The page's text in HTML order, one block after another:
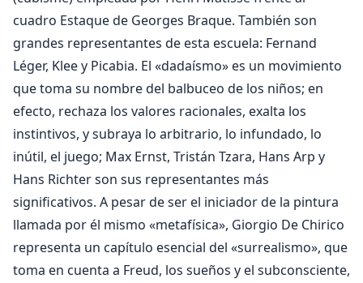
cuadro Estaque de Georges Braque. También son
grandes representantes de esta escuela: Fernand
Léger, Klee y Picabia. El «dadaísmo» es un movimiento
que toma su nombre del balbuceo de los niños; en
efecto, rechaza los valores racionales, exalta los
instintivos, y subraya lo arbitrario, lo infundado, lo
inútil, el juego; Max Ernst, Tristán Tzara, Hans Arp y
Hans Richter son sus representantes más
significativos. A pesar de ser el iniciador de la pintura
llamada por él mismo «metafísica», Giorgio De Chirico
representa un capítulo esencial del «surrealismo», que
toma en cuenta a Freud, los sueños y el subconsciente,